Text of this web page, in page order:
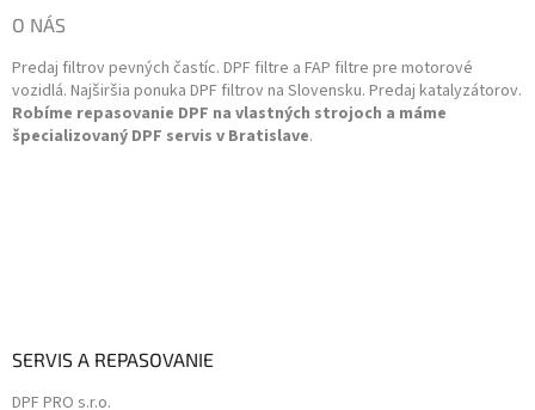
O NÁS
Predaj filtrov pevných častíc. DPF filtre a FAP filtre pre motorové
vozidlá. Najširšia ponuka DPF filtrov na Slovensku. Predaj katalyzátorov.
Robíme repasovanie DPF na vlastných strojoch a máme
špecializovaný DPF servis v Bratislave.
SERVIS A REPASOVANIE
DPF PRO s.r.o.